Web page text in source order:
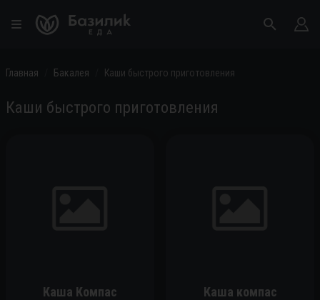
Главная Бакалея Каши быстрого приготовления
Каши быстрого приготовления
Каша Компас
Каша компас